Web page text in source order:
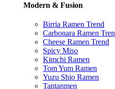
Modern & Fusion
Birria Ramen Trend
Carbonara Ramen
Cheese Ramen Trend
Spicy Miso
Kimchi Ramen
Tom Yum Ramen
Yuzu Shio Ramen
Tantanmen